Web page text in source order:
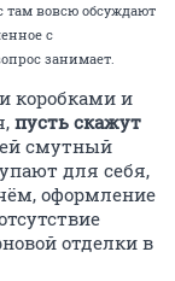
там вовсю обсуждают
с
занимает.
коробками и
пусть скажут
смутный
для себя,
оформление
отделки в